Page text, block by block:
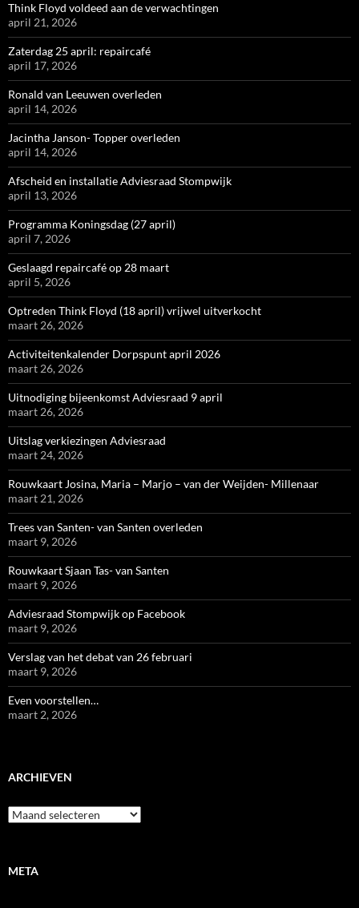
Think Floyd voldeed aan de verwachtingen
april 21, 2026
Zaterdag 25 april: repaircafé
april 17, 2026
Ronald van Leeuwen overleden
april 14, 2026
Jacintha Janson- Topper overleden
april 14, 2026
Afscheid en installatie Adviesraad Stompwijk
april 13, 2026
Programma Koningsdag (27 april)
april 7, 2026
Geslaagd repaircafé op 28 maart
april 5, 2026
Optreden Think Floyd (18 april) vrijwel uitverkocht
maart 26, 2026
Activiteitenkalender Dorpspunt april 2026
maart 26, 2026
Uitnodiging bijeenkomst Adviesraad 9 april
maart 26, 2026
Uitslag verkiezingen Adviesraad
maart 24, 2026
Rouwkaart Josina, Maria – Marjo – van der Weijden- Millenaar
maart 21, 2026
Trees van Santen- van Santen overleden
maart 9, 2026
Rouwkaart Sjaan Tas- van Santen
maart 9, 2026
Adviesraad Stompwijk op Facebook
maart 9, 2026
Verslag van het debat van 26 februari
maart 9, 2026
Even voorstellen…
maart 2, 2026
ARCHIEVEN
Archieven
META